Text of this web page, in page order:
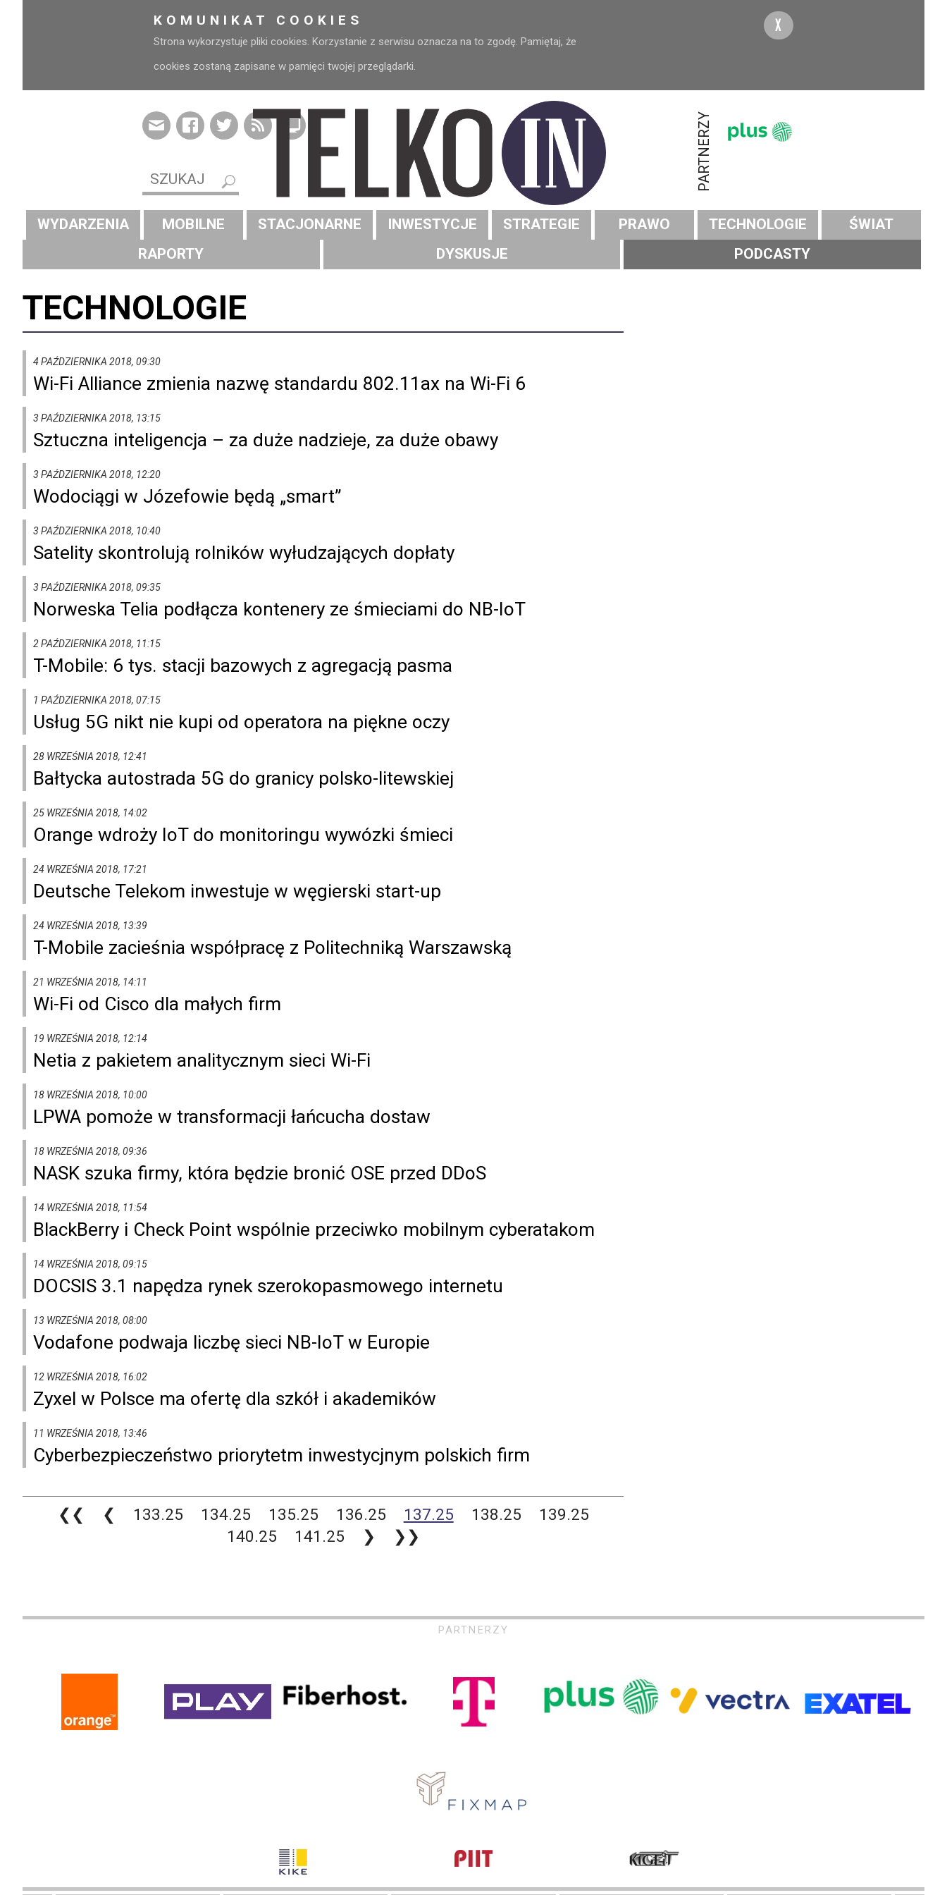
KOMUNIKAT COOKIES
Strona wykorzystuje pliki cookies. Korzystanie z serwisu oznacza na to zgodę. Pamiętaj, że
cookies zostaną zapisane w pamięci twojej przeglądarki.
X
PARTNERZY
WYDARZENIA MOBILNE STACJONARNE INWESTYCJE STRATEGIE PRAWO TECHNOLOGIE
ŚWIAT
RAPORTY
DYSKUSJE PODCASTY
TECHNOLOGIE
4 PAŹDZIERNIKA 2018, 09:30
Wi-Fi Alliance zmienia nazwę standardu 802.11ax na Wi-Fi 6
3 PAŹDZIERNIKA 2018, 13:15
Sztuczna inteligencja – za duże nadzieje, za duże obawy
3 PAŹDZIERNIKA 2018, 12:20
Wodociągi w Józefowie będą „smart”
3 PAŹDZIERNIKA 2018, 10:40
Satelity skontrolują rolników wyłudzających dopłaty
3 PAŹDZIERNIKA 2018, 09:35
Norweska Telia podłącza kontenery ze śmieciami do NB-IoT
2 PAŹDZIERNIKA 2018, 11:15
T-Mobile: 6 tys. stacji bazowych z agregacją pasma
1 PAŹDZIERNIKA 2018, 07:15
Usług 5G nikt nie kupi od operatora na piękne oczy
28 WRZEŚNIA 2018, 12:41
Bałtycka autostrada 5G do granicy polsko-litewskiej
25 WRZEŚNIA 2018, 14:02
Orange wdroży IoT do monitoringu wywózki śmieci
24 WRZEŚNIA 2018, 17:21
Deutsche Telekom inwestuje w węgierski start-up
24 WRZEŚNIA 2018, 13:39
T-Mobile zacieśnia współpracę z Politechniką Warszawską
21 WRZEŚNIA 2018, 14:11
Wi-Fi od Cisco dla małych firm
19 WRZEŚNIA 2018, 12:14
Netia z pakietem analitycznym sieci Wi-Fi
18 WRZEŚNIA 2018, 10:00
LPWA pomoże w transformacji łańcucha dostaw
18 WRZEŚNIA 2018, 09:36
NASK szuka firmy, która będzie bronić OSE przed DDoS
14 WRZEŚNIA 2018, 11:54
BlackBerry i Check Point wspólnie przeciwko mobilnym cyberatakom
14 WRZEŚNIA 2018, 09:15
DOCSIS 3.1 napędza rynek szerokopasmowego internetu
13 WRZEŚNIA 2018, 08:00
Vodafone podwaja liczbę sieci NB-IoT w Europie
12 WRZEŚNIA 2018, 16:02
Zyxel w Polsce ma ofertę dla szkół i akademików
11 WRZEŚNIA 2018, 13:46
Cyberbezpieczeństwo priorytetm inwestycjnym polskich firm
❮❮ ❮ 133.25 134.25 135.25 136.25 137.25 138.25
139.25
140.25
141.25 ❯ ❯❯
PARTNERZY